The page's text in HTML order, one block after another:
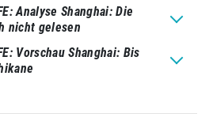
Analyse Shanghai: Die
nicht gelesen
Vorschau Shanghai: Bis